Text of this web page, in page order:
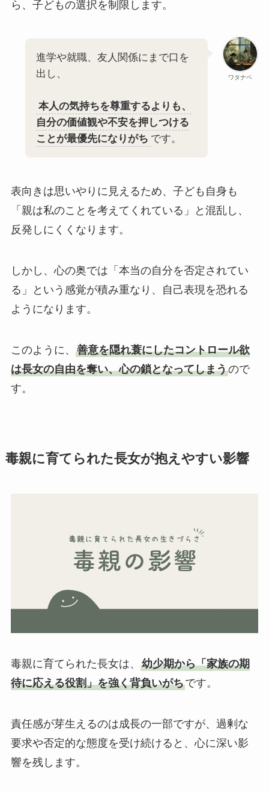
ら、子どもの選択を制限します。
ワタナベ
進学や就職、友人関係にまで口を
出し、
本人の気持ちを尊重するよりも、
自分の価値観や不安を押しつける
ことが最優先になりがち です。
表向きは思いやりに見えるため、子ども自身も
「親は私のことを考えてくれている」と混乱し、
反発しにくくなります。
しかし、心の奥では「本当の自分を否定されてい
る」という感覚が積み重なり、自己表現を恐れる
ようになります。
このように、 善意を隠れ蓑にしたコントロール欲
は長女の自由を奪い、心の鎖となってしまうので
す。
毒親に育てられた長女が抱えやすい影響
毒親に育てられた長女は、 幼少期から「家族の期
待に応える役割」を強く背負いがちです。
責任感が芽生えるのは成長の一部ですが、過剰な
要求や否定的な態度を受け続けると、心に深い影
響を残します。